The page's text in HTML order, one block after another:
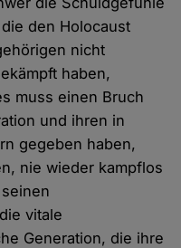
den Holocaust
nicht
haben,
muss einen Bruch
und ihren in
gegeben haben,
nie wieder kampflos
vitale
Generation, die ihre